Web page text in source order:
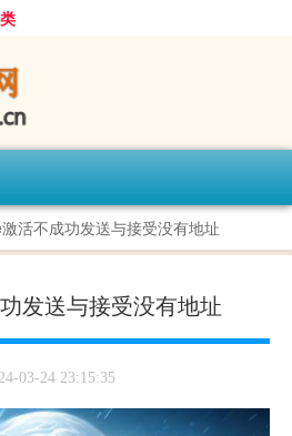
活不成功发送与接受没有地址
发送与接受没有地址
03-24 23:15:35